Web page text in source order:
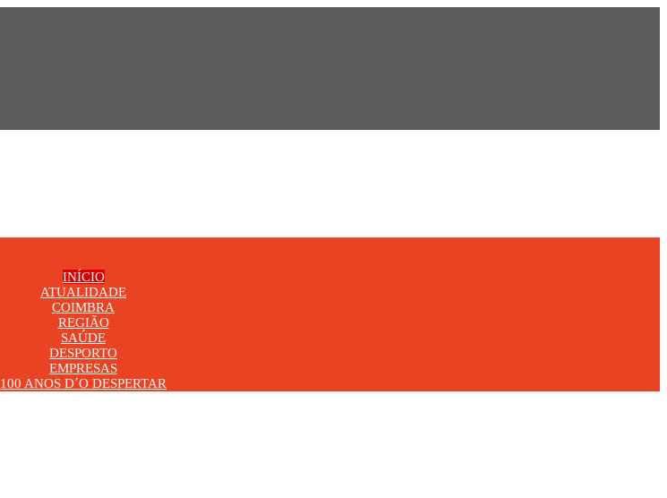
INÍCIO
ATUALIDADE
COIMBRA
REGIÃO
SAÚDE
DESPORTO
EMPRESAS
100 ANOS D´O DESPERTAR